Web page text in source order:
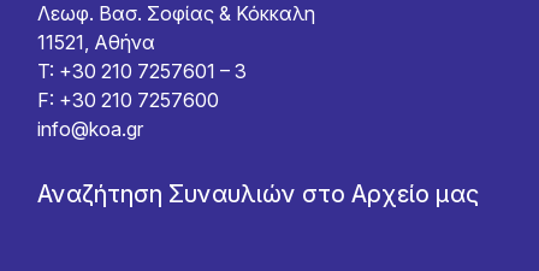
Λεωφ. Βασ. Σοφίας & Κόκκαλη
11521, Αθήνα
T: +30 210 7257601 – 3
F: +30 210 7257600
info@koa.gr
Αναζήτηση Συναυλιών στο Αρχείο μας